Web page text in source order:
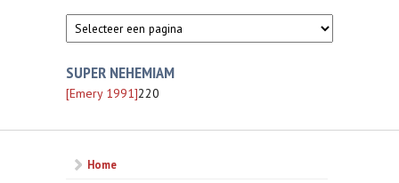
SUPER NEHEMIAM
[Emery 1991]220
Home